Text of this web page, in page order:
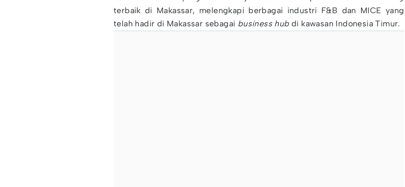
terbaik di Makassar, melengkapi berbagai industri F&B dan MICE yang
telah hadir di Makassar sebagai business hubdi kawasan Indonesia Timur.